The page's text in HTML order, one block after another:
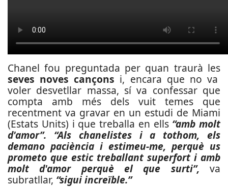
Chanel fou preguntada per quan traurà les
seves noves cançons i, encara que no va
voler desvetllar massa, sí va confessar que
compta amb més dels vuit temes que
recentment va gravar en un estudi de Miami
(Estats Units) i que treballa en ells “amb molt
d'amor”. “Als chanelistes i a tothom, els
demano paciència i estimeu-me, perquè us
prometo que estic treballant superfort i amb
molt d'amor perquè el que surti”, va
subratllar, “sigui increïble.”